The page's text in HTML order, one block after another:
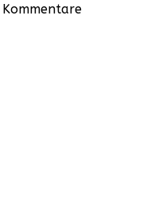
Kommentare